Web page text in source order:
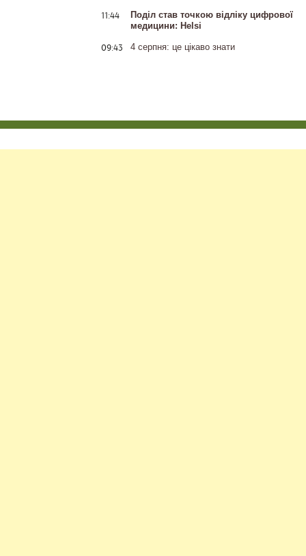
11:44
Поділ став точкою відліку цифрової
медицини: Helsi
09:43 4 серпня: це цікаво знати